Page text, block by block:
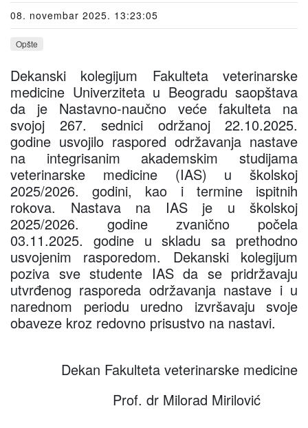
08. novembar 2025. 13:23:05
Opšte
Dekanski kolegijum Fakulteta veterinarske
medicine Univerziteta u Beogradu saopštava
da je Nastavno-naučno veće fakulteta na
svojoj 267. sednici održanoj 22.10.2025.
godine usvojilo raspored održavanja nastave
na integrisanim akademskim studijama
veterinarske medicine (IAS) u školskoj
2025/2026. godini, kao i termine ispitnih
rokova. Nastava na IAS je u školskoj
2025/2026. godine zvanično počela
03.11.2025. godine u skladu sa prethodno
usvojenim rasporedom. Dekanski kolegijum
poziva sve studente IAS da se pridržavaju
utvrđenog rasporeda održavanja nastave i u
narednom periodu uredno izvršavaju svoje
obaveze kroz redovno prisustvo na nastavi.
Dekan Fakulteta veterinarske medicine
Prof. dr Milorad Mirilović